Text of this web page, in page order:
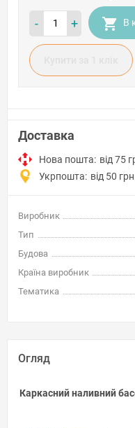
- + В
Доставка
Нова пошта: від 75
Укрпошта: від 50
Виробник
Тип
Будова
Країна виробник
Тематика
Огляд
Каркасний наливний